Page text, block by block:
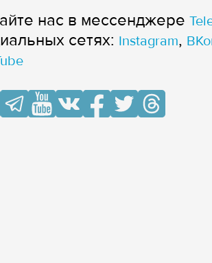
нас в мессенджере
сетях: Instagram,